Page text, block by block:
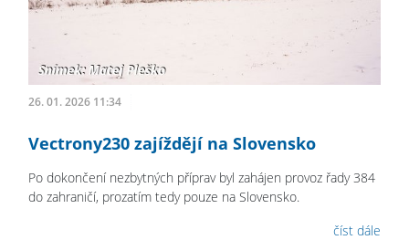
26. 01. 2026 11:34
Vectrony230 zajíždějí na Slovensko
Po dokončení nezbytných příprav byl zahájen provoz řady 384
do zahraničí, prozatím tedy pouze na Slovensko.
číst dále